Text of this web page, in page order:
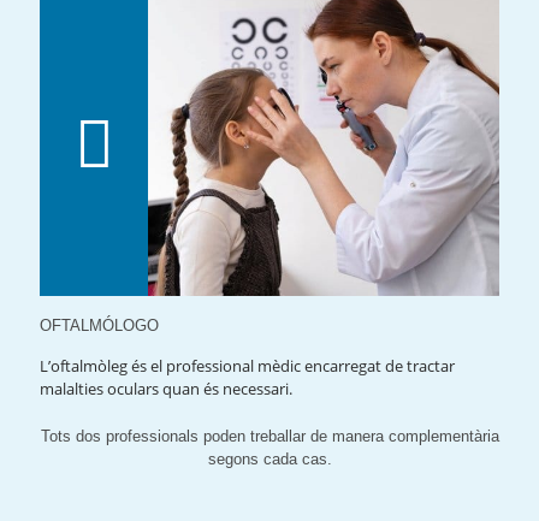
OFTALMÓLOGO
L’oftalmòleg és el professional mèdic encarregat de tractar
malalties oculars quan és necessari.
Tots dos professionals poden treballar de manera complementària
segons cada cas.